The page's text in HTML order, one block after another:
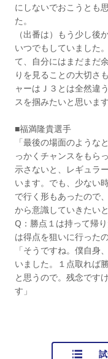
にしないでおこうとも
た。
（出番は）もう少し後
いつでもしていました
て、自分にはまだまだ
りを見ることの大切さ
ャーはＪ３とは全然違
スを掴みたいと思います
■福満隆貴選手
「最後の場面のような
っかくチャンスをもら
示さないと、レギュラ
います。でも、少ない
で行く形もあったので
から意識していきたい
Q：勝点１は持って帰
は得点を狙いに行った
「そうですね。僕自身
いました。１点取れば
と思うので。残念です
す」